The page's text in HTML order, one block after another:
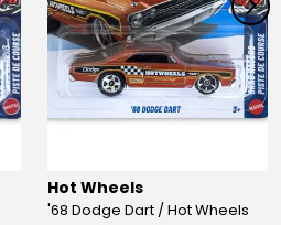
Hot Wheels
'68 Dodge Dart / Hot Wheels